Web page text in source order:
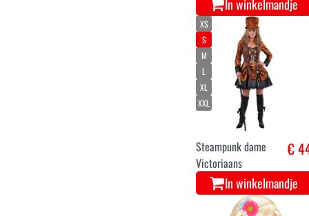
In winkelmandje
XS
S
M
L
XL
XXL
Steampunk dame
Victoriaans
€
In winkelmandje